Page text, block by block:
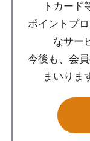
トカード
ポイントプ
なサー
今後も、会
まいりま